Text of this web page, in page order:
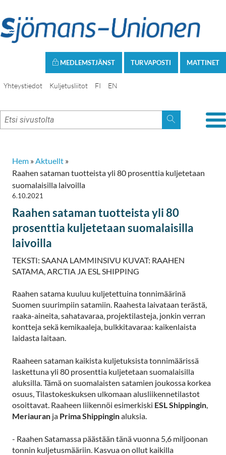
MATTINET
TURVAPOSTI
MEDLEMSTJÄNST
Yhteystiedot Kuljetusliitot FI EN
Hem »Aktuellt »
Raahen sataman tuotteista yli 80 prosenttia kuljetetaan
suomalaisilla laivoilla
6.10.2021
Raahen sataman tuotteista yli 80
prosenttia kuljetetaan suomalaisilla
laivoilla
TEKSTI: SAANA LAMMINSIVU KUVAT: RAAHEN
SATAMA, ARCTIA JA ESL SHIPPING
Raahen satama kuuluu kuljetettuina tonnimäärinä
Suomen suurimpiin satamiin. Raahesta laivataan terästä,
raaka-aineita, sahatavaraa, projektilasteja, jonkin verran
kontteja sekä kemikaaleja, bulkkitavaraa: kaikenlaista
laidasta laitaan.
Raaheen sataman kaikista kuljetuksista tonnimäärissä
laskettuna yli 80 prosenttia kuljetetaan suomalaisilla
aluksilla. Tämä on suomalaisten satamien joukossa korkea
osuus, Tilastokeskuksen ulkomaan alusliikennetilastot
osoittavat. Raaheen liikennöi esimerkiski ESL Shippingin,
Meriauran ja Prima Shippinginaluksia.
- Raahen Satamassa päästään tänä vuonna 5,6 miljoonan
tonnin kuljetusmääriin. Kasvua on ollut kaikilla